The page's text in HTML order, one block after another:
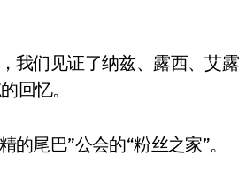
我们见证了纳兹、露西、艾露
回忆。
尾巴”公会的“粉丝之家”。